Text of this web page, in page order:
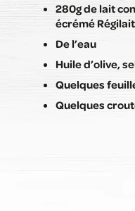
280g de lait
écrémé Régilait
De l’eau
Huile d’olive,
Quelques
Quelques